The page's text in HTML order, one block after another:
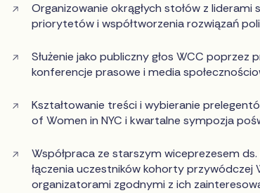
Organizowanie okrągłych stołów z liderami
priorytetów i współtworzenia rozwiązań
Służenie jako publiczny głos WCC poprzez
konferencje prasowe i media
Kształtowanie treści i wybieranie
of Women in NYC i kwartalne sympozja
Współpraca ze starszym wiceprezesem
łączenia uczestników kohorty przywódczej
organizatorami zgodnymi z ich